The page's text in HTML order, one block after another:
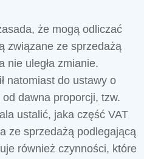
że mogą odliczać
związane ze sprzedażą
nie uległa zmianie.
natomiast do ustawy o
dawna proporcji, tzw.
ustalić, jaka część VAT
ze sprzedażą podlegającą
również czynności, które